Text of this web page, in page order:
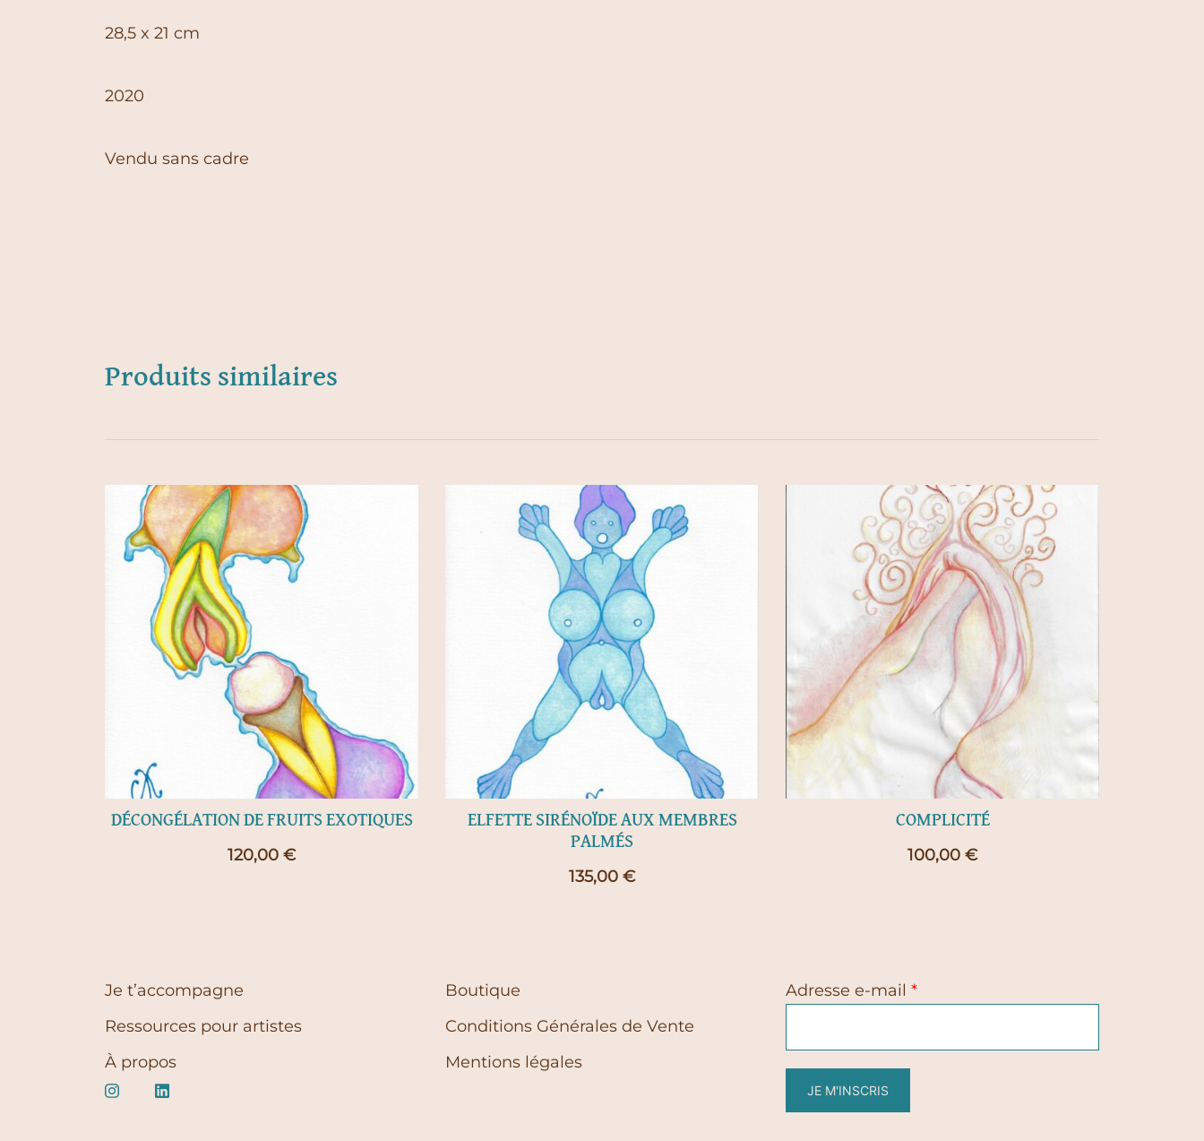
28,5 x 21 cm
2020
Vendu sans cadre
Produits similaires
DÉCONGÉLATION DE FRUITS EXOTIQUES
120,00 €
ELFETTE SIRÉNOÏDE AUX MEMBRES
PALMÉS
135,00 €
COMPLICITÉ
100,00 €
Je t’accompagne
Ressources pour artistes
À propos
Boutique
Conditions Générales de Vente
Mentions légales
Adresse e-mail *
JE M'INSCRIS